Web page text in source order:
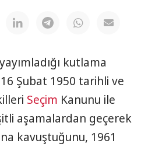
kutlama
Şubat 1950 tarihli ve
Seçim Kanunu ile
aşamalardan geçerek
kavuştuğunu, 1961